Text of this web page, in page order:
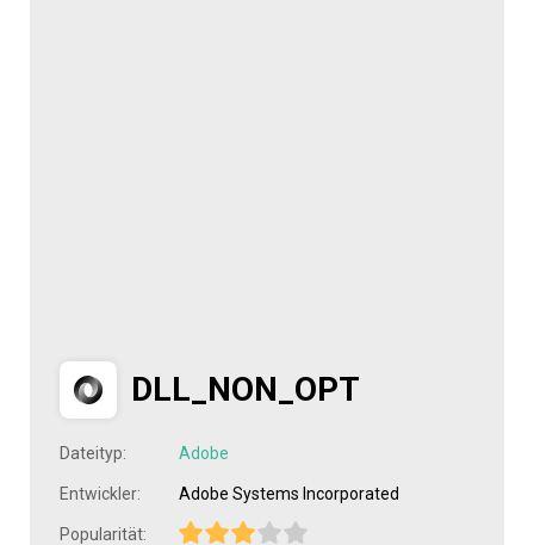
DLL_NON_OPT
Dateityp: Adobe
Entwickler: Adobe Systems Incorporated
Popularität: